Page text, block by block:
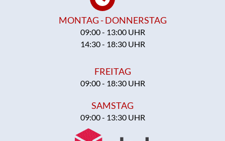
MONTAG - DONNERSTAG
09:00 - 13:00 UHR
14:30 - 18:30 UHR
FREITAG
09:00 - 18:30 UHR
SAMSTAG
09:00 - 13:30 UHR